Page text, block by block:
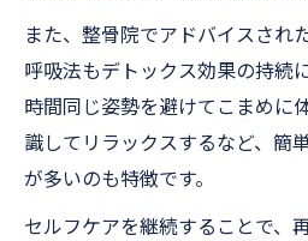
また、整骨院でアドバイスされ
呼吸法もデトックス効果の持続
時間同じ姿勢を避けてこまめに
識してリラックスするなど、簡
が多いのも特徴です。
セルフケアを継続することで、